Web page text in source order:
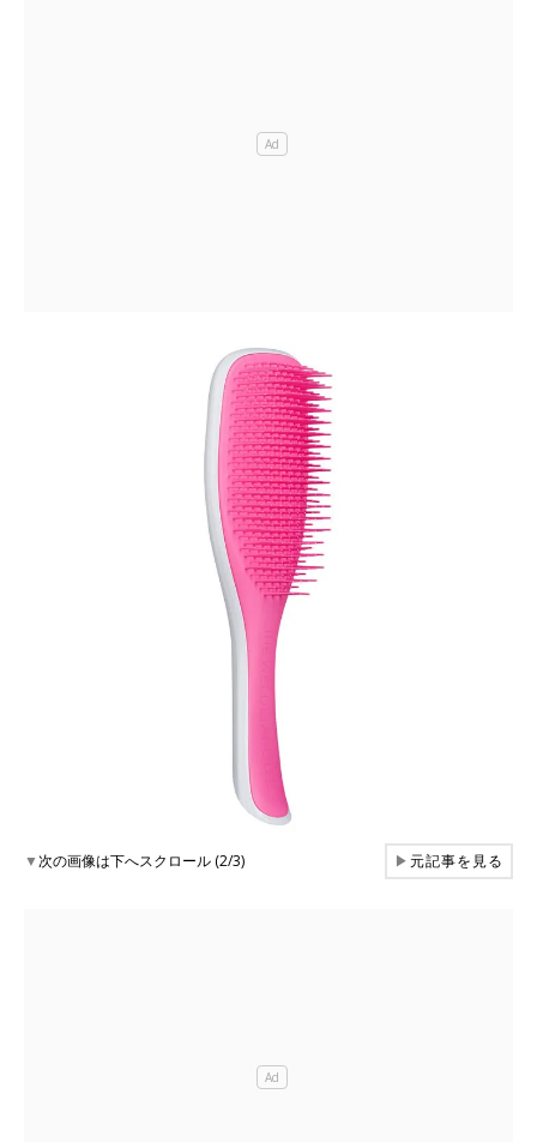
▼次の画像は下へスクロール (2/3) ▶元記事を見る